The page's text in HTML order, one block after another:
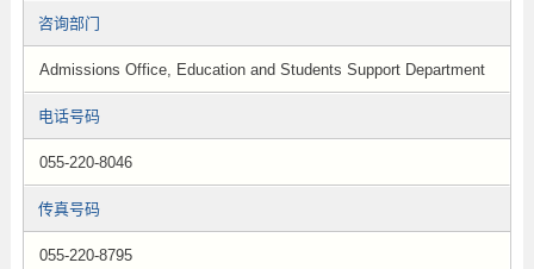
咨询部门
Admissions Office, Education and Students Support Department
电话号码
055-220-8046
传真号码
055-220-8795